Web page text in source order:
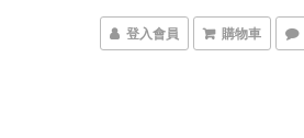
登入會員 購物車